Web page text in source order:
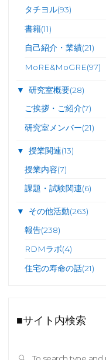
タチヨル(93)
書籍(11)
自己紹介・業績(21)
MoRE&MoGRE(97)
▼ 研究室概要(28)
ご挨拶・ご紹介(7)
研究室メンバー(21)
▼ 授業関連(13)
授業内容(7)
課題・試験関連(6)
▼ その他活動(263)
報告(238)
RDMラボ(4)
住宅の寿命の話(21)
■サイト内検索